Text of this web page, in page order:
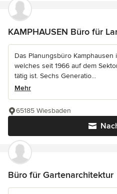
KAMPHAUSEN Büro für
Das Planungsbüro
welches seit 1966 auf dem
tätig ist. Sechs Generatio...
Mehr
65185 Wiesbaden
Büro für Gartenarchitektur